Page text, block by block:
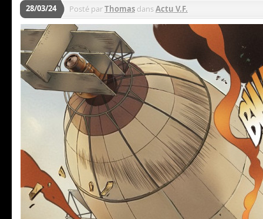
28/03/24 Posté parThomas dansActu V.F.